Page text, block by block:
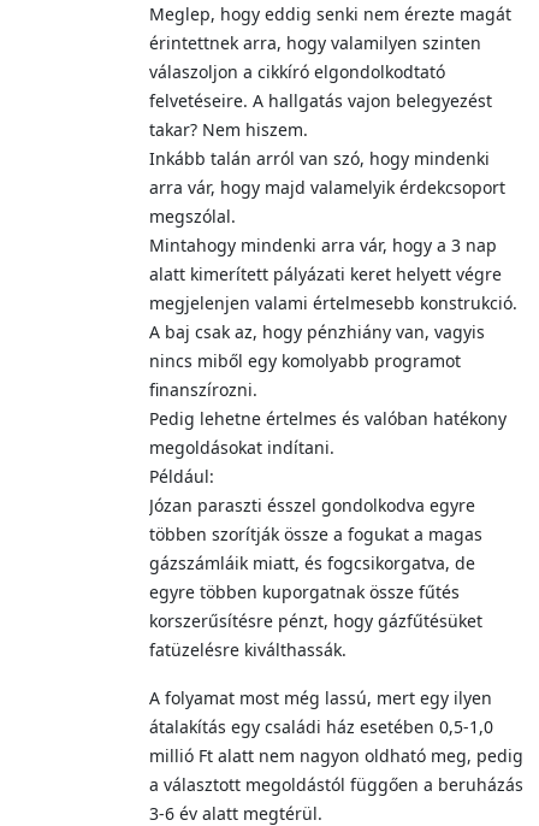
Meglep, hogy eddig senki nem érezte magát
érintettnek arra, hogy valamilyen szinten
válaszoljon a cikkíró elgondolkodtató
felvetéseire. A hallgatás vajon belegyezést
takar? Nem hiszem.
Inkább talán arról van szó, hogy mindenki
arra vár, hogy majd valamelyik érdekcsoport
megszólal.
Mintahogy mindenki arra vár, hogy a 3 nap
alatt kimerített pályázati keret helyett végre
megjelenjen valami értelmesebb konstrukció.
A baj csak az, hogy pénzhiány van, vagyis
nincs miből egy komolyabb programot
finanszírozni.
Pedig lehetne értelmes és valóban hatékony
megoldásokat indítani.
Például:
Józan paraszti ésszel gondolkodva egyre
többen szorítják össze a fogukat a magas
gázszámláik miatt, és fogcsikorgatva, de
egyre többen kuporgatnak össze fűtés
korszerűsítésre pénzt, hogy gázfűtésüket
fatüzelésre kiválthassák.
A folyamat most még lassú, mert egy ilyen
átalakítás egy családi ház esetében 0,5-1,0
millió Ft alatt nem nagyon oldható meg, pedig
a választott megoldástól függően a beruházás
3-6 év alatt megtérül.